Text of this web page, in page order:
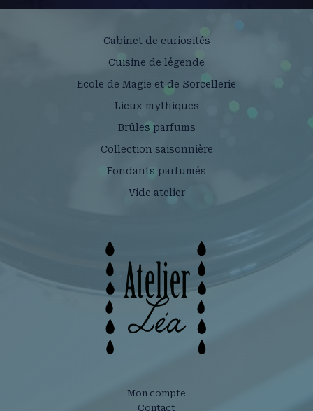
Cabinet de curiosités
Cuisine de légende
Ecole de Magie et de Sorcellerie
Lieux mythiques
Brûles parfums
Collection saisonnière
Fondants parfumés
Vide atelier
Mon compte
Contact